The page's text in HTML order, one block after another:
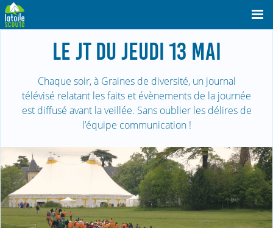
LE JT DU JEUDI 13 MAI
Chaque soir, à Graines de diversité, un journal
télévisé relatant les faits et évènements de la journée
est diffusé avant la veillée. Sans oublier les délires de
l’équipe communication !